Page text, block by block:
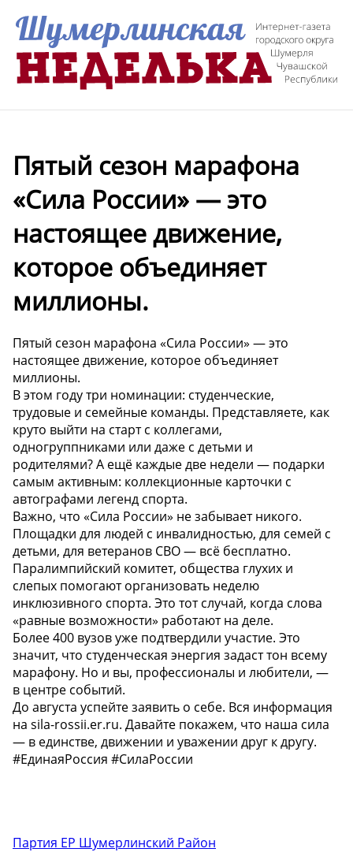
Пятый сезон марафона
«Сила России» — это
настоящее движение,
которое объединяет
миллионы.
Пятый сезон марафона «Сила России» — это
настоящее движение, которое объединяет
миллионы.
В этом году три номинации: студенческие,
трудовые и семейные команды. Представляете, как
круто выйти на старт с коллегами,
одногруппниками или даже с детьми и
родителями? А ещё каждые две недели — подарки
самым активным: коллекционные карточки с
автографами легенд спорта.
Важно, что «Сила России» не забывает никого.
Площадки для людей с инвалидностью, для семей с
детьми, для ветеранов СВО — всё бесплатно.
Паралимпийский комитет, общества глухих и
слепых помогают организовать неделю
инклюзивного спорта. Это тот случай, когда слова
«равные возможности» работают на деле.
Более 400 вузов уже подтвердили участие. Это
значит, что студенческая энергия задаст тон всему
марафону. Но и вы, профессионалы и любители, —
в центре событий.
До августа успейте заявить о себе. Вся информация
на sila-rossii.er.ru. Давайте покажем, что наша сила
— в единстве, движении и уважении друг к другу.
#ЕдинаяРоссия #СилаРоссии
Партия ЕР Шумерлинский Район